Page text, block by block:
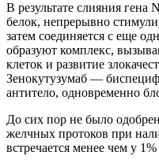
В результате слияния гена
белок, непрерывно
затем соединяется с еще
образуют комплекс,
клеток и развитие
Зенокутузумаб —
антитело, одновременно
До сих пор не было
желчных протоков при
встречается менее чем у